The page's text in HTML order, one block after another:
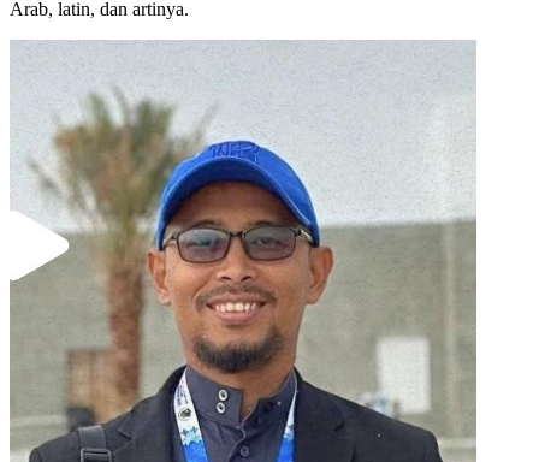
Arab, latin, dan artinya.